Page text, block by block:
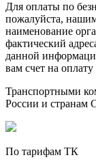
Для оплаты по
пожалуйста,
наименование
фактический
данной
вам счет на оплату
Транспортными
России и странам
По тарифам ТК